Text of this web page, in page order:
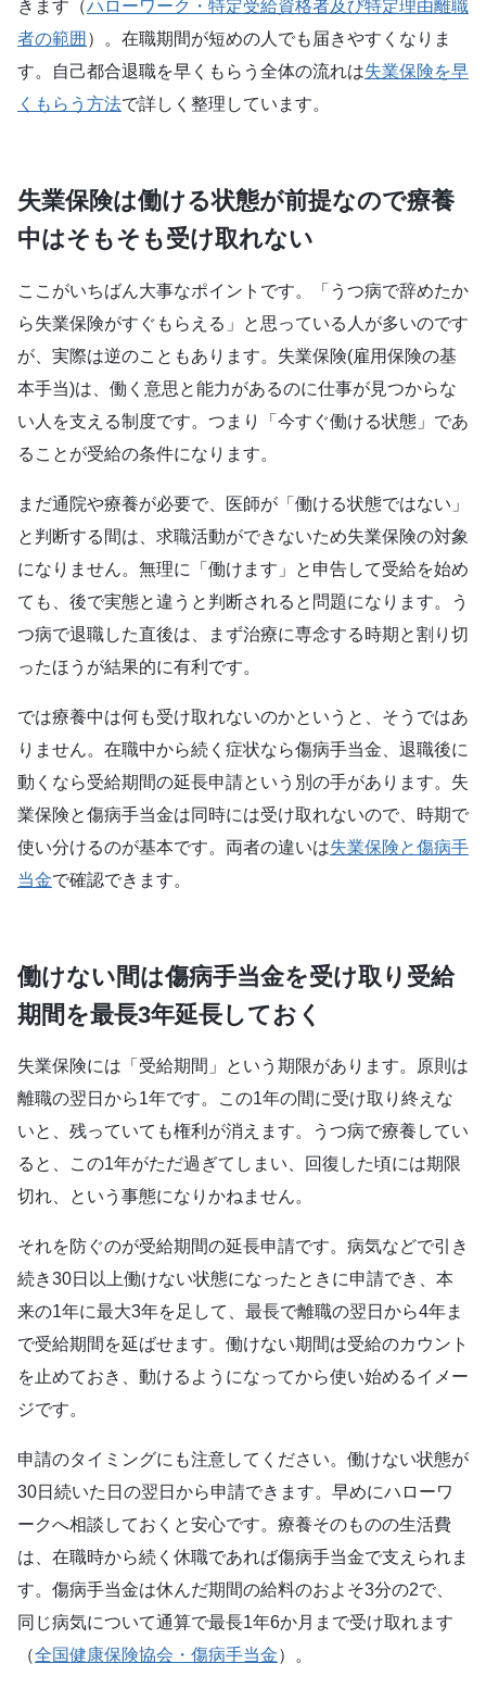
きます（ハローワーク・特定受給資格者及び特定理由離職
者の範囲 ）。在職期間が短めの人でも届きやすくなりま
す。自己都合退職を早くもらう全体の流れは失業保険を早
くもらう方法で詳しく整理しています。
失業保険は働ける状態が前提なので療養
中はそもそも受け取れない
ここがいちばん大事なポイントです。「うつ病で辞めたか
ら失業保険がすぐもらえる」と思っている人が多いのです
が、実際は逆のこともあります。失業保険(雇用保険の基
本手当)は、働く意思と能力があるのに仕事が見つからな
い人を支える制度です。つまり「今すぐ働ける状態」であ
ることが受給の条件になります。
まだ通院や療養が必要で、医師が「働ける状態ではない」
と判断する間は、求職活動ができないため失業保険の対象
になりません。無理に「働けます」と申告して受給を始め
ても、後で実態と違うと判断されると問題になります。う
つ病で退職した直後は、まず治療に専念する時期と割り切
ったほうが結果的に有利です。
では療養中は何も受け取れないのかというと、そうではあ
りません。在職中から続く症状なら傷病手当金、退職後に
動くなら受給期間の延長申請という別の手があります。失
業保険と傷病手当金は同時には受け取れないので、時期で
使い分けるのが基本です。両者の違いは失業保険と傷病手
当金で確認できます。
働けない間は傷病手当金を受け取り受給
期間を最長3年延長しておく
失業保険には「受給期間」という期限があります。原則は
離職の翌日から1年です。この1年の間に受け取り終えな
いと、残っていても権利が消えます。うつ病で療養してい
ると、この1年がただ過ぎてしまい、回復した頃には期限
切れ、という事態になりかねません。
それを防ぐのが受給期間の延長申請です。病気などで引き
続き30日以上働けない状態になったときに申請でき、本
来の1年に最大3年を足して、最長で離職の翌日から4年ま
で受給期間を延ばせます。働けない期間は受給のカウント
を止めておき、動けるようになってから使い始めるイメー
ジです。
申請のタイミングにも注意してください。働けない状態が
30日続いた日の翌日から申請できます。早めにハローワ
ークへ相談しておくと安心です。療養そのものの生活費
は、在職時から続く休職であれば傷病手当金で支えられま
す。傷病手当金は休んだ期間の給料のおよそ3分の2で、
同じ病気について通算で最長1年6か月まで受け取れます
（全国健康保険協会・傷病手当金）。